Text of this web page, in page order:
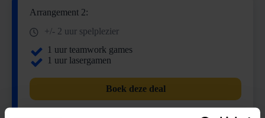
+/- 2 uur spelplezier
Arrangement 2:
1 uur teamwork games
1 uur lasergamen
Boek deze deal